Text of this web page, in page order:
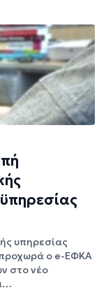
υπηρεσίας
ο e-ΕΦΚΑ
στο νέο